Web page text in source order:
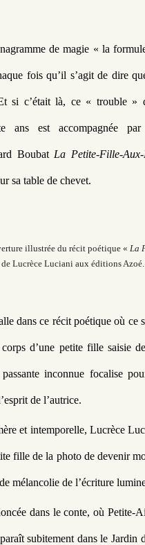
de magie « la
fois qu’il s’agit de dire
si c’était là, ce « trouble »
ans est accompagnée par
Boubat La Petite-Fille-
sa table de chevet.
illustrée du récit poétique « La
Lucrèce Luciani aux éditions Azoé.
dans ce récit poétique où ce
d’une petite fille saisie
inconnue focalise
de l’autrice.
et intemporelle, Lucrèce
fille de la photo de devenir
mélancolie de l’écriture
dans le conte, où Petite-
subitement dans le Jardin